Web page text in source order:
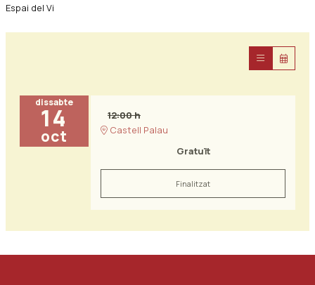
Espai del Vi
dissabte
14
oct
12:00 h
Castell Palau
Gratuït
Finalitzat